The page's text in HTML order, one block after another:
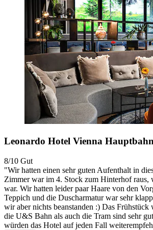
Leonardo Hotel Vienna
8/10 Gut
"Wir hatten einen sehr guten Aufenthalt in
Zimmer war im 4. Stock zum Hinterhof raus,
war. Wir hatten leider paar Haare von den
Teppich und die Duscharmatur war sehr
wir aber nichts beanstanden :) Das Frühstück
die U&S Bahn als auch die Tram sind sehr
würden das Hotel auf jeden Fall